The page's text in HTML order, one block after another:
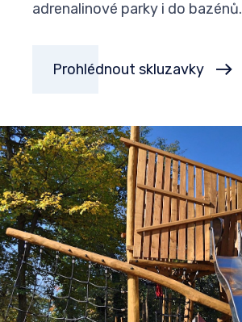
adrenalinové parky i do bazénů.
Prohlédnout skluzavky